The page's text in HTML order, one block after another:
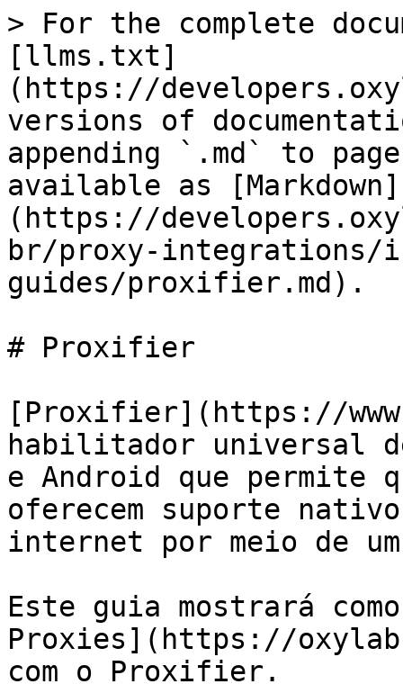
> For the complete
[llms.txt]
(https://
versions of
appending `.md` to
available as [Markdown]
(https://
br/proxy-integrations/
guides/proxifier.md).
# Proxifier
[Proxifier](https://
habilitador universal de
e Android que permite
oferecem suporte
internet por meio de
Este guia mostrará
Proxies](https://
com o Proxifier.